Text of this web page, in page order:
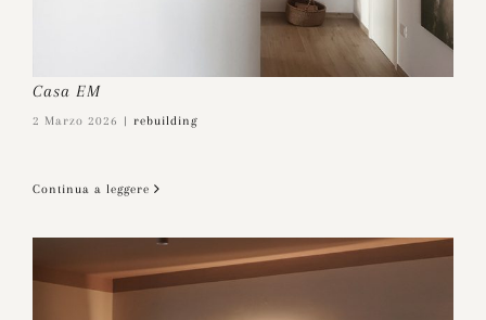
Casa EM
2 Marzo 2026 | rebuilding
Continua a leggere